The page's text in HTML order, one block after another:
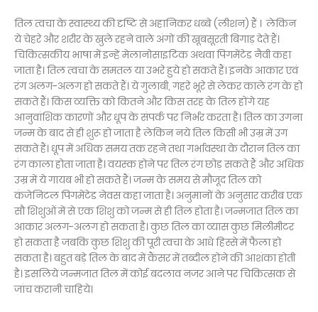
तिल त्वचा के स्वास्थ्य की दृष्टि से अहानिकर धब्बे (लीशन) हैं । लेकिन
ये चेहरे और शरीर के खुले रहने वाले अंगों की खूबसूरती बिगाड़ देते हैं।
चिकित्सकीय भाषा में इन्हें मेलानोसाइटिक अथवा पिगमेंटेड नैवी कहा
जाता है। तिल त्वचा के समतल या उभरे हुये हो सकते हैं। इनके आकार एवं
रंग अलग-अलग हो सकते हैं। ये गुलाबी, गहरे भूरे से लेकर काले रंग के हो
सकते हैं। किस व्यक्ति को कितने और किस तरह के तिल होंगे यह
आनुवांशिक कारणों और धूप के संपर्क पर निर्भर करता है। तिल का उगना
जन्म के बाद से ही शुरू हो जाता है लेकिन नये तिल किसी भी उम्र में उग
सकते हैं। धूप में अधिक समय तक रहने तथा गर्भावस्था के दौरान तिल का
रंग काला होता जाता है। वयस्क होने पर तिल रंग छोड़ सकते हैं और अधिक
उम्र में ये गायब भी हो सकते हैं। जन्म के समय से मौजूद तिल को
कंजेनिटल पिगमेंटेड नेवस कहा जाता है। अनुमानों के अनुसार करीब एक
सौ शिशुओं में से एक शिशु को जन्म से ही तिल होता है। जन्मजात तिल का
आकार अलग-अलग हो सकता है। कुछ तिल का व्यास कुछ मिलीमीटर
हो सकता है जबकि कुछ शिशु की पूरी त्वचा के आधे हिस्से में फैला हो
सकता है। बहुत बड़े तिल के बाद में कैंसर में तब्दील होने की आशंका होती
है। इसलिये जन्मजात तिल में कोई बदलाव नजर आने पर चिकित्सक से
जांच करानी चाहिये।